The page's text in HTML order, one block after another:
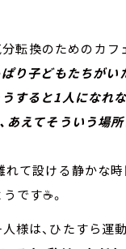
転換のためのカフ
ぱり子どもたちが
すると1人になれ
あえてそういう場
れて設ける静かな時
です☕。
様は、ひたすら運